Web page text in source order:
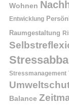
Wohnen
Entwicklung
Raumgestaltung
Stressmanagement
Balance